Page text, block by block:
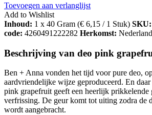
Toevoegen aan verlanglijst
Add to Wishlist
Inhoud: 1 x 40 Gram (€ 6,15 / 1 Stuk) SKU:
code: 4260491222282 Herkomst: Nederland
Beschrijving van deo pink
Ben + Anna vonden het tijd voor pure deo,
aardvriendelijke wijze geproduceerd. En
pink grapefruit geeft een heerlijk
verfrissing. De geur komt tot uiting zodra de
wordt aangebracht.